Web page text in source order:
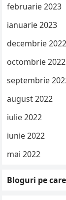
februarie 2023
ianuarie 2023
decembrie 2022
octombrie 2022
septembrie
august 2022
iulie 2022
iunie 2022
mai 2022
Bloguri pe